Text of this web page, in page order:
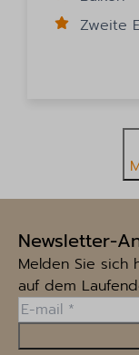
Zweite
Newsletter-
Melden Sie sich
auf dem